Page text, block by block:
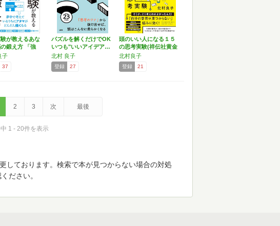
が教えるあな
鍛え方 「強
子
37
パズルを解くだけでOK
いつも"いいアイデア…
北村 良子
登録 27
頭のいい人になる１５
の思考実験(祥伝社黄金
文…
北村良子
登録 21
2 3 次 最後
1 - 20件を表示
しております。検索で本が見つからない場合の対処
ださい。